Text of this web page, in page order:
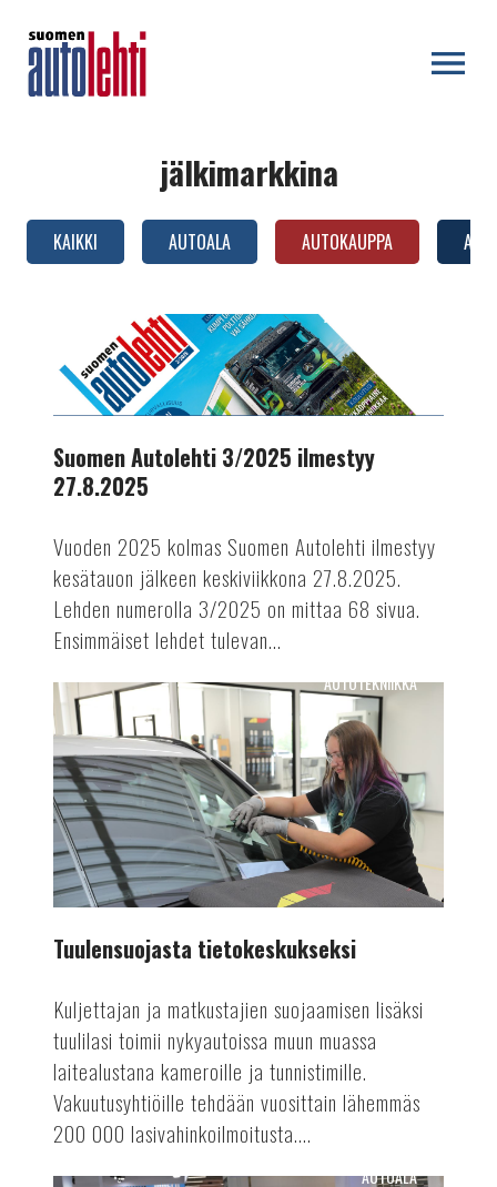
jälkimarkkina
KAIKKI AUTOALA AUTOKAUPPA
Autolehti
3/2025
ilmestyy
AUTOTEKNIIKKA
Suomen Autolehti 3/2025 ilmestyy
27.8.2025
Vuoden 2025 kolmas Suomen Autolehti ilmestyy
kesätauon jälkeen keskiviikkona 27.8.2025.
Lehden numerolla 3/2025 on mittaa 68 sivua.
Ensimmäiset lehdet tulevan...
Tuulensuojasta
tietokeskukseksi
AUTOTEKNIIKKA
Tuulensuojasta tietokeskukseksi
Kuljettajan ja matkustajien suojaamisen lisäksi
tuulilasi toimii nykyautoissa muun muassa
laitealustana kameroille ja tunnistimille.
Vakuutusyhtiöille tehdään vuosittain lähemmäs
200 000 lasivahinkoilmoitusta....
AUTOALA